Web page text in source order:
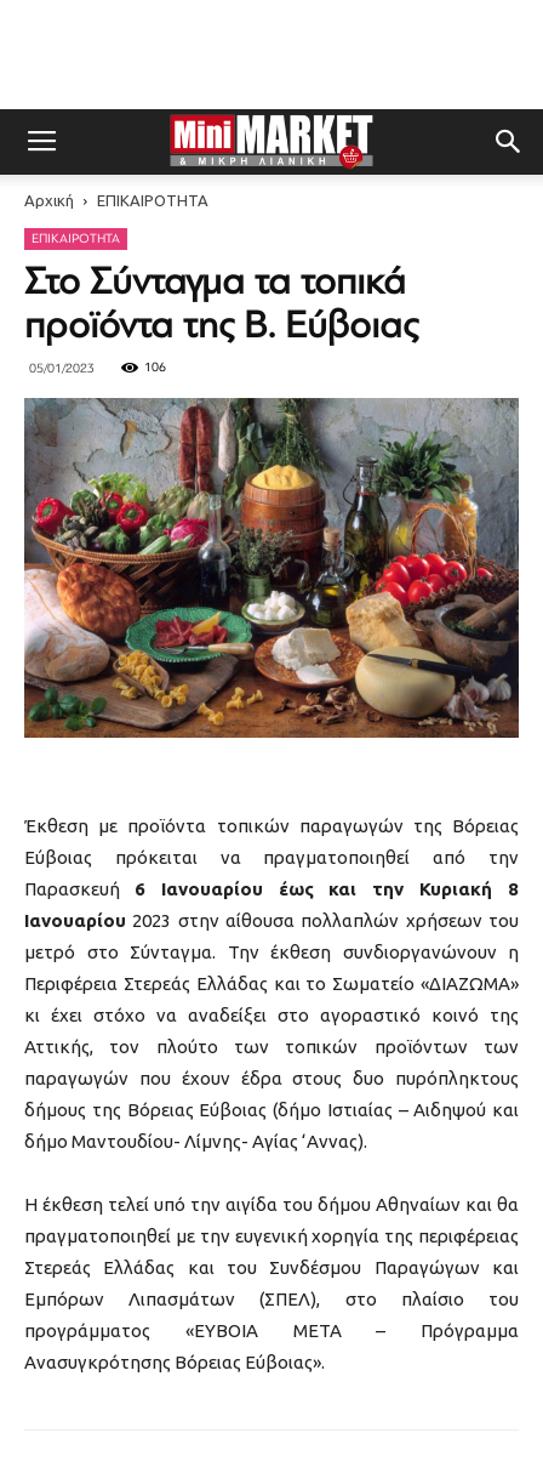
Αρχική ΕΠΙΚΑΙΡΟΤΗΤΑ
ΕΠΙΚΑΙΡΟΤΗΤΑ
Στο Σύνταγμα τα τοπικά
προϊόντα της Β. Εύβοιας
05/01/2023 106
Έκθεση με προϊόντα τοπικών παραγωγών της Βόρειας
Εύβοιας πρόκειται να πραγματοποιηθεί από την
Παρασκευή 6 Ιανουαρίου έως και την Κυριακή 8
Ιανουαρίου 2023 στην αίθουσα πολλαπλών χρήσεων του
μετρό στο Σύνταγμα. Την έκθεση συνδιοργανώνουν η
Περιφέρεια Στερεάς Ελλάδας και το Σωματείο «ΔΙΑΖΩΜΑ»
κι έχει στόχο να αναδείξει στο αγοραστικό κοινό της
Αττικής, τον πλούτο των τοπικών προϊόντων των
παραγωγών που έχουν έδρα στους δυο πυρόπληκτους
δήμους της Βόρειας Εύβοιας (δήμο Ιστιαίας – Αιδηψού και
δήμο Μαντουδίου- Λίμνης- Αγίας ‘Αννας).
Η έκθεση τελεί υπό την αιγίδα του δήμου Αθηναίων και θα
πραγματοποιηθεί με την ευγενική χορηγία της περιφέρειας
Στερεάς Ελλάδας και του Συνδέσμου Παραγώγων και
Εμπόρων Λιπασμάτων (ΣΠΕΛ), στo πλαίσιo του
προγράμματος «ΕΥΒΟΙΑ ΜΕΤΑ – Πρόγραμμα
Ανασυγκρότησης Βόρειας Εύβοιας».